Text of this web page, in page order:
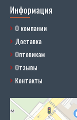
Информация
О компании
Доставка
Оптовикам
Отзывы
Контакты